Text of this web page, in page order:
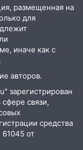
в
на забег,
флота
своего
размещенная на
для
иначе как с
авторов.
зарегистрирован
связи,
средства
от